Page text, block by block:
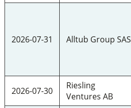
2026-07-31 Alltub Group SAS
2026-07-30
Riesling
Ventures AB